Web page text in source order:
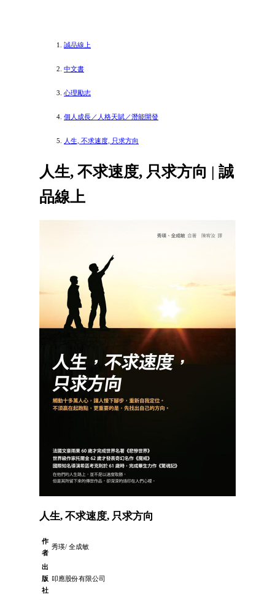
誠品線上
中文書
心理勵志
個人成長／人格天賦／潛能開發
人生, 不求速度, 只求方向
人生, 不求速度, 只求方向 | 誠
品線上
人生, 不求速度, 只求方向
作
者
秀瑛/ 全成敏
出
版
社
叩應股份有限公司